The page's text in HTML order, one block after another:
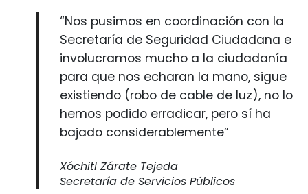
“Nos pusimos en coordinación con la
Secretaría de Seguridad Ciudadana e
involucramos mucho a la ciudadanía
para que nos echaran la mano, sigue
existiendo (robo de cable de luz), no lo
hemos podido erradicar, pero sí ha
bajado considerablemente”
Xóchitl Zárate Tejeda
Secretaría de Servicios Públicos